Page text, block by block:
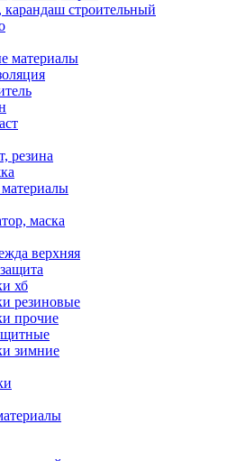
строительный
материалы
резина
маска
верхняя
хб
резиновые
прочие
зимние